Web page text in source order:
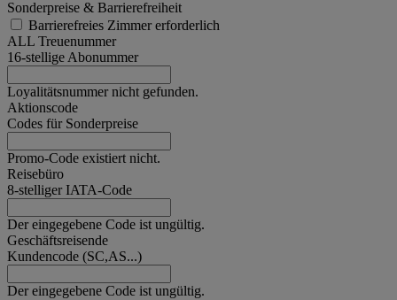
Sonderpreise & Barrierefreiheit
Barrierefreies Zimmer erforderlich
ALL Treuenummer
16-stellige Abonummer
Loyalitätsnummer nicht gefunden.
Aktionscode
Codes für Sonderpreise
Promo-Code existiert nicht.
Reisebüro
8-stelliger IATA-Code
Der eingegebene Code ist ungültig.
Geschäftsreisende
Kundencode (SC,AS...)
Der eingegebene Code ist ungültig.